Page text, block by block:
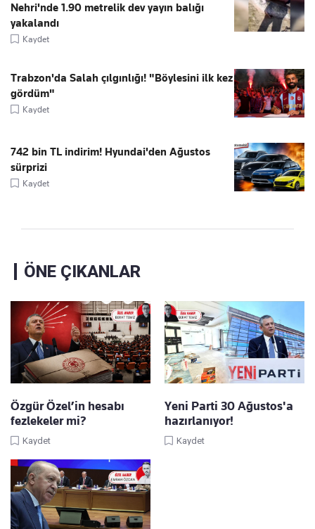
Nehri'nde 1.90 metrelik dev yayın balığı
yakalandı
Kaydet
Trabzon'da Salah çılgınlığı! "Böylesini ilk kez
gördüm"
Kaydet
742 bin TL indirim! Hyundai'den Ağustos
sürprizi
Kaydet
ÖNE ÇIKANLAR
Özgür Özel’in hesabı
fezlekeler mi?
Kaydet
Yeni Parti 30 Ağustos'a
hazırlanıyor!
Kaydet